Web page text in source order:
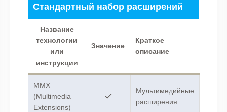
Стандартный набор расширений
Название
технологии
или
инструкции
Значение
Краткое
описание
MMX
(Multimedia
Extensions)
Мультимедийные
расширения.